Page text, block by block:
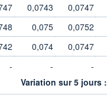
0,0743 0,0747
0,075 0,0752
0,074 0,0747
- - -
Variation sur 5 jours :